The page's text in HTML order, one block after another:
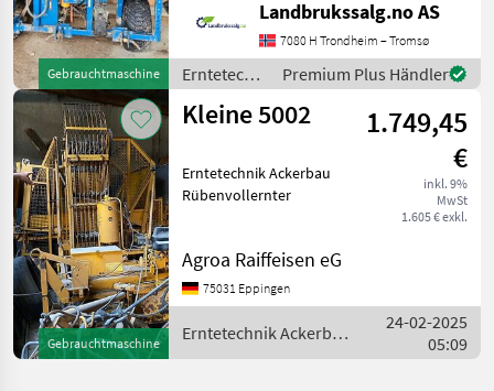
Gebrauchtmaschine
Sie auf Anfrage die
Referenznummer an: 6631
Siehe
en.landbrukssalg.no/6631
für weite
Landbrukssalg.no AS
7080 H Trondheim – Tromsø
Erntetechnik
Ackerbau /
Sonstige
Premium Plus Händler
Gebrauchtmaschine
Kleine 5002
1.749,45
€
inkl. 9%
MwSt
1.605 € exkl.
Erntetechnik Ackerbau
Rübenvollernter
Agroa Raiffeisen eG
75031 Eppingen
Erntetechnik Ackerbau
/ Kleine
24-02-2025
05:09